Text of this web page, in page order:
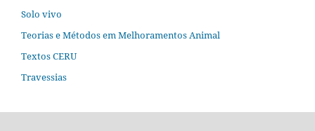
Solo vivo
Teorias e Métodos em Melhoramentos Animal
Textos CERU
Travessias